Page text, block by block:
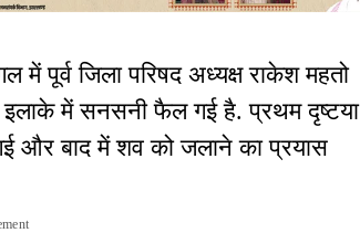
में पूर्व जिला परिषद अध्यक्ष राकेश महतो
में सनसनी फैल गई है. प्रथम दृष्टया
और बाद में शव को जलाने का प्रयास